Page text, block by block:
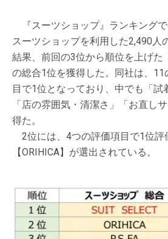
『スーツショップ』ランキング
スーツショップを利用した2,490人
結果、前回の3位から順位を上げた
の総合1位を獲得した。同社は、
目で1位となっており、中でも「試
「店の雰囲気・清潔さ」「お直し
得た。
2位には、4つの評価項目で1位評
【ORIHICA】が選出されている。